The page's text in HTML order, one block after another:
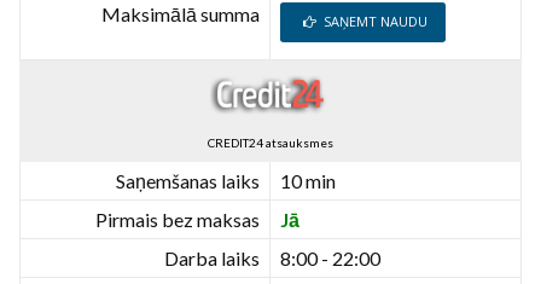
Maksimālā summa SAŅEMT NAUDU
CREDIT24 atsauksmes
Saņemšanas laiks
10 min
Pirmais bez maksas
Jā
Darba laiks
8:00 - 22:00